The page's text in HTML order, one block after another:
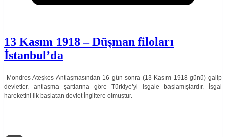
13 Kasım 1918 – Düşman filoları
İstanbul’da
Mondros Ateşkes Antlaşmasından 16 gün sonra (13 Kasım 1918 günü) galip
devletler, antlaşma şartlarına göre Türkiye’yi işgale başlamışlardır. İşgal
hareketini ilk başlatan devlet İngiltere olmuştur.